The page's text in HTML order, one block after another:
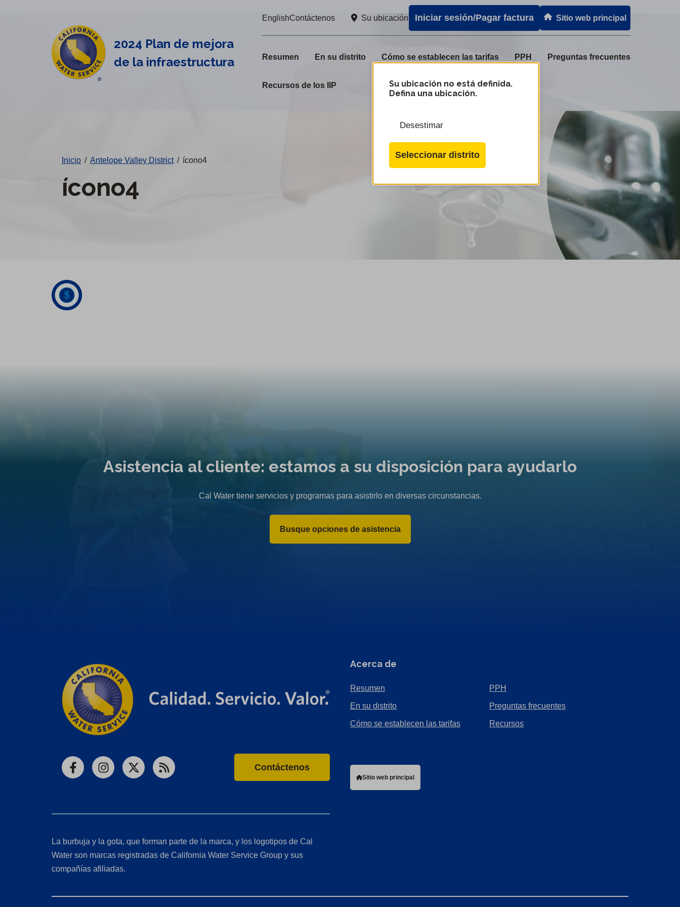
2024 Plan de mejora
de la infraestructura
EnglishContáctenos Su ubicación Iniciar sesión/Pagar factura Sitio web principal
Resumen En su distrito Cómo se establecen las tarifas PPH Preguntas frecuentes
Recursos de los IIP
Su ubicación no está definida.
Defina una ubicación.
Desestimar
Seleccionar distrito
Inicio / Antelope Valley District / ícono4
ícono4
Asistencia al cliente: estamos a su disposición para ayudarlo
Cal Water tiene servicios y programas para asistirlo en diversas circunstancias.
Busque opciones de asistencia
FacebookInstagram
X RSS
Contáctenos
La burbuja y la gota, que forman parte de la marca, y los logotipos de Cal
Water son marcas registradas de California Water Service Group y sus
compañías afiliadas.
Acerca de
Resumen
En su distrito
Cómo se establecen las tarifas
PPH
Preguntas frecuentes
Recursos
Sitio web principal